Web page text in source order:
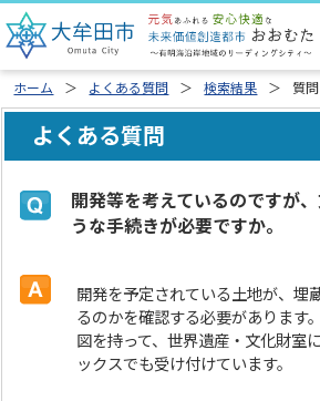
ホーム よくある質問 検索結果 質
よくある質問
開発等を考えているのですが
うな手続きが必要ですか。
開発を予定されている土地が、埋
るのかを確認する必要があります
図を持って、世界遺産・文化財室
ックスでも受け付けています。